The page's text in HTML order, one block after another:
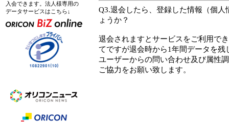
入会できます。法人様専用の
データサービスはこちら↓
Q3.退会したら、登録した情報（個
ょうか？
退会されますとサービスをご利用で
てですが退会時から1年間データを
ユーザーからの問い合わせ及び属性
ご協力をお願い致します。